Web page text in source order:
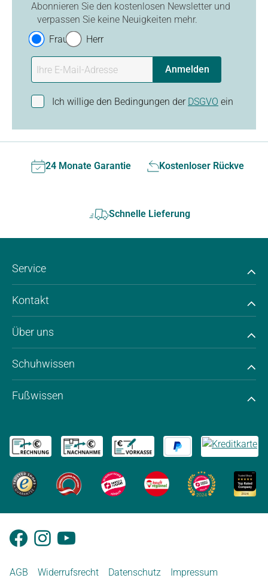
Abonnieren Sie den kostenlosen Newsletter und
verpassen Sie keine Neuigkeiten mehr.
Frau
Herr
Anmelden
Ich willige den Bedingungen der DSGVO ein
24 Monate Garantie Kostenloser Rückversand
Schnelle Lieferung
Service
Kontakt
Über uns
Schuhwissen
Fußwissen
AGB Widerrufsrecht Datenschutz Impressum